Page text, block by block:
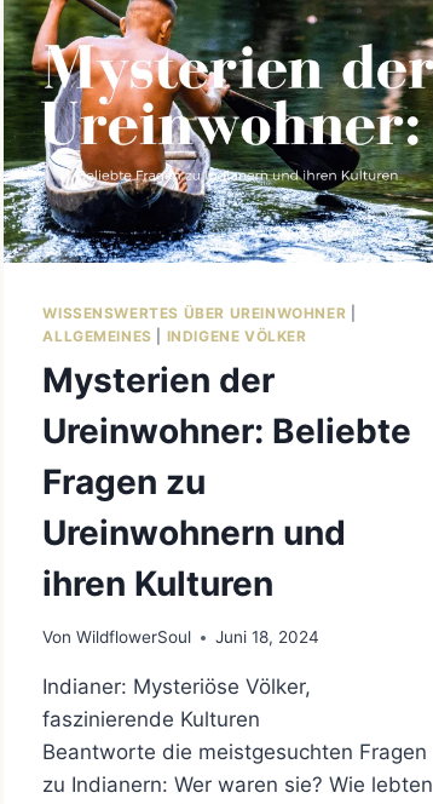
WISSENSWERTES ÜBER UREINWOHNER
ALLGEMEINES
INDIGENE VÖLKER
Mysterien der
Ureinwohner: Beliebte
Fragen zu
Ureinwohnern und
ihren Kulturen
Von WildflowerSoul Juni 18, 2024
Indianer: Mysteriöse Völker,
faszinierende Kulturen
Beantworte die meistgesuchten Fragen
zu Indianern: Wer waren sie? Wie lebten